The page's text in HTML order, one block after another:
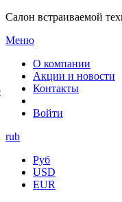
Салон встраиваемой
Меню
О компании
Акции и новости
Контакты
Войти
rub
Руб
USD
EUR